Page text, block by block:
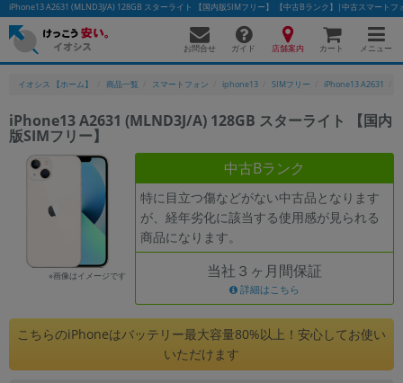
iPhone13 A2631 (MLND3J/A) 128GB スターライト 【国内版SIMフリー】 【中古Bランク】|中古スマートフ
お問合せ ガイド 店舗案内 カート メニュー
イオシス 【ホーム】 商品一覧 スマートフォン iphone13 SIMフリー iPhone13 A2631
iPhone13 A2631 (MLND3J/A) 128GB スターライト 【国内
版SIMフリー】
※画像はイメージです
中古Bランク
特に目立つ傷などがない中古品となります
が、経年劣化に該当する使用感が見られる
商品になります。
当社３ヶ月間保証
詳細はこちら
こちらのiPhoneはバッテリー最大容量80%以上！安心してお使い
いただけます
かんたんパソコン検索に切り替える
フリーワード
人気の検索ワード： Let's note
「スマートフォン」「タブレット」など
シリーズ